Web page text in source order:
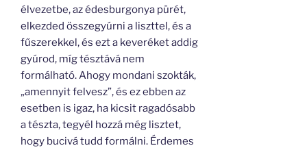
élvezetbe, az édesburgonya pürét,
elkezded összegyúrni a liszttel, és a
fűszerekkel, és ezt a keveréket addig
gyúrod, míg tésztává nem
formálható. Ahogy mondani szokták,
„amennyit felvesz”, és ez ebben az
esetben is igaz, ha kicsit ragadósabb
a tészta, tegyél hozzá még lisztet,
hogy bucivá tudd formálni. Érdemes